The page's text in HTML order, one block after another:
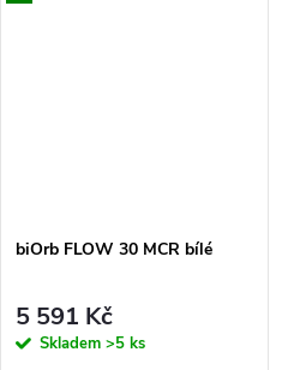
biOrb FLOW 30 MCR bílé
5 591 Kč
Skladem >5 ks